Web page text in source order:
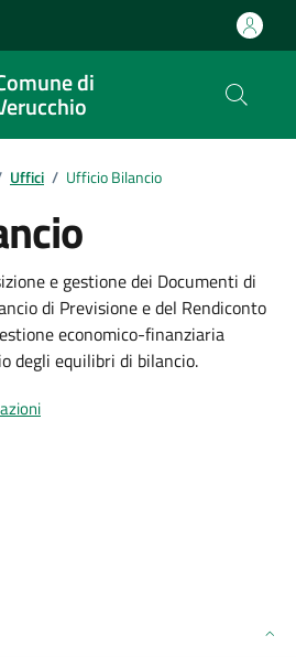
di
Uffici / Ufficio Bilancio
e gestione dei Documenti di
di Previsione e del Rendiconto
economico-finanziaria
degli equilibri di bilancio.